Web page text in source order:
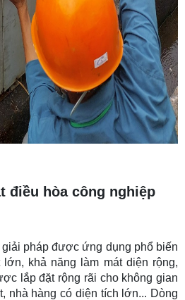
điều hòa công nghiệp
pháp được ứng dụng phổ biến
khả năng làm mát diện rộng,
lắp đặt rộng rãi cho không gian
nhà hàng có diện tích lớn... Dòng